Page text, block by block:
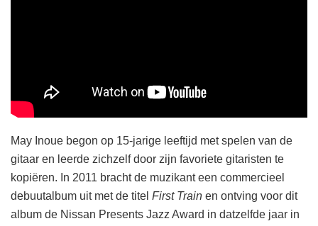
May Inoue begon op 15-jarige leeftijd met spelen van de
gitaar en leerde zichzelf door zijn favoriete gitaristen te
kopiëren. In 2011 bracht de muzikant een commercieel
debuutalbum uit met de titel First Train en ontving voor dit
album de Nissan Presents Jazz Award in datzelfde jaar in